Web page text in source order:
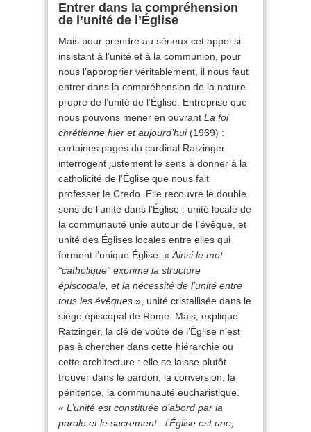
Entrer dans la compréhension
de l’unité de l’Église
Mais pour prendre au sérieux cet appel si
insistant à l’unité et à la communion, pour
nous l’approprier véritablement, il nous faut
entrer dans la compréhension de la nature
propre de l’unité de l’Église. Entreprise que
nous pouvons mener en ouvrant La foi
chrétienne hier et aujourd’hui (1969) :
certaines pages du cardinal Ratzinger
interrogent justement le sens à donner à la
catholicité de l’Église que nous fait
professer le Credo. Elle recouvre le double
sens de l’unité dans l’Église : unité locale de
la communauté unie autour de l’évêque, et
unité des Églises locales entre elles qui
forment l’unique Église. « Ainsi le mot
“catholique” exprime la structure
épiscopale, et la nécessité de l’unité entre
tous les évêques », unité cristallisée dans le
siège épiscopal de Rome. Mais, explique
Ratzinger, la clé de voûte de l’Église n’est
pas à chercher dans cette hiérarchie ou
cette architecture : elle se laisse plutôt
trouver dans le pardon, la conversion, la
pénitence, la communauté eucharistique.
« L’unité est constituée d’abord par la
parole et le sacrement : l’Église est une,